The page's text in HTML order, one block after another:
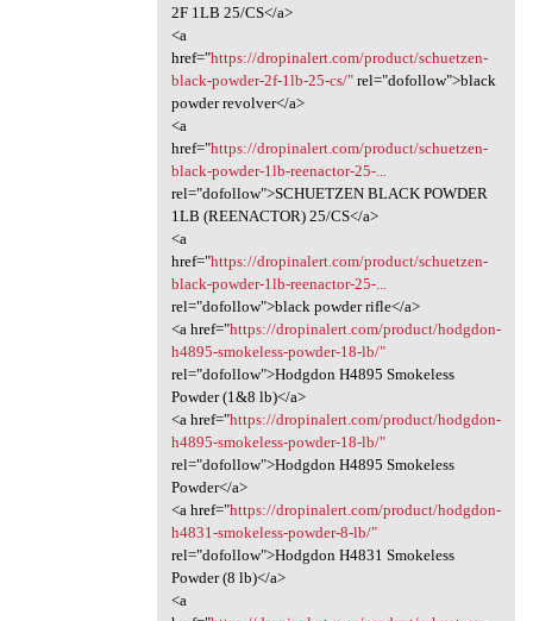
2F 1LB 25/CS</a>
<a
href="https://dropinalert.com/product/schuetzen-
black-powder-2f-1lb-25-cs/"rel="dofollow">black
powder revolver</a>
<a
href="https://dropinalert.com/product/schuetzen-
black-powder-1lb-reenactor-25-...
rel="dofollow">SCHUETZEN BLACK POWDER
1LB (REENACTOR) 25/CS</a>
<a
href="https://dropinalert.com/product/schuetzen-
black-powder-1lb-reenactor-25-...
rel="dofollow">black powder rifle</a>
<a href="https://dropinalert.com/product/hodgdon-
h4895-smokeless-powder-18-lb/"
rel="dofollow">Hodgdon H4895 Smokeless
Powder (1&8 lb)</a>
<a href="https://dropinalert.com/product/hodgdon-
h4895-smokeless-powder-18-lb/"
rel="dofollow">Hodgdon H4895 Smokeless
Powder</a>
<a href="https://dropinalert.com/product/hodgdon-
h4831-smokeless-powder-8-lb/"
rel="dofollow">Hodgdon H4831 Smokeless
Powder (8 lb)</a>
<a